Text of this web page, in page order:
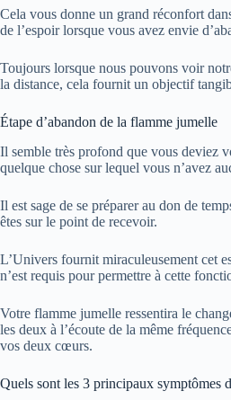
Cela vous donne un grand réconfort
de l’espoir lorsque vous avez envie
Toujours lorsque nous pouvons voir
la distance, cela fournit un objectif
Étape d’abandon de la flamme jumelle
Il semble très profond que vous deviez
quelque chose sur lequel vous n’avez
Il est sage de se préparer au don de
êtes sur le point de recevoir.
L’Univers fournit miraculeusement cet
n’est requis pour permettre à cette
Votre flamme jumelle ressentira le
les deux à l’écoute de la même
vos deux cœurs.
Quels sont les 3 principaux symptômes